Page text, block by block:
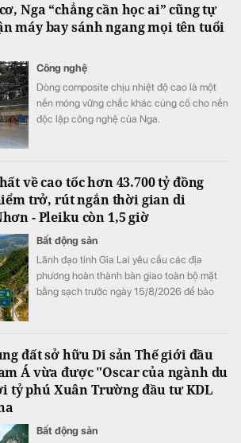
Nga “chẳng cần học ai” cũng tự
máy bay sánh ngang mọi tên tuổi
Công nghệ
Dòng composite chịu nhiệt độ cao là một
nền móng vững chắc khác củng cố cho nền
độc lập công nghệ của Nga.
về cao tốc hơn 43.700 tỷ đồng
trở, rút ngắn thời gian di
- Pleiku còn 1,5 giờ
Bất động sản
Lãnh đạo tỉnh Gia Lai yêu cầu các địa
phương hoàn thành bàn giao toàn bộ mặt
bằng sạch trước ngày 15/8/2026 để bảo
đất sở hữu Di sản Thế giới đầu
Á vừa được "Oscar của ngành du
tỷ phú Xuân Trường đầu tư KDL
Bất động sản